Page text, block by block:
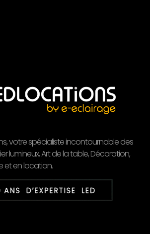
votre spécialiste incontournable des
lumineux, Art de la table, Décoration,
et en location.